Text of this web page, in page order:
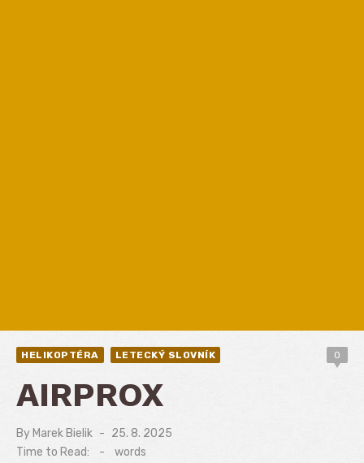
HELIKOPTÉRA LETECKÝ SLOVNÍK 0
AIRPROX
By Marek Bielik
Posted
on
25. 8. 2025
Time to Read:
- words